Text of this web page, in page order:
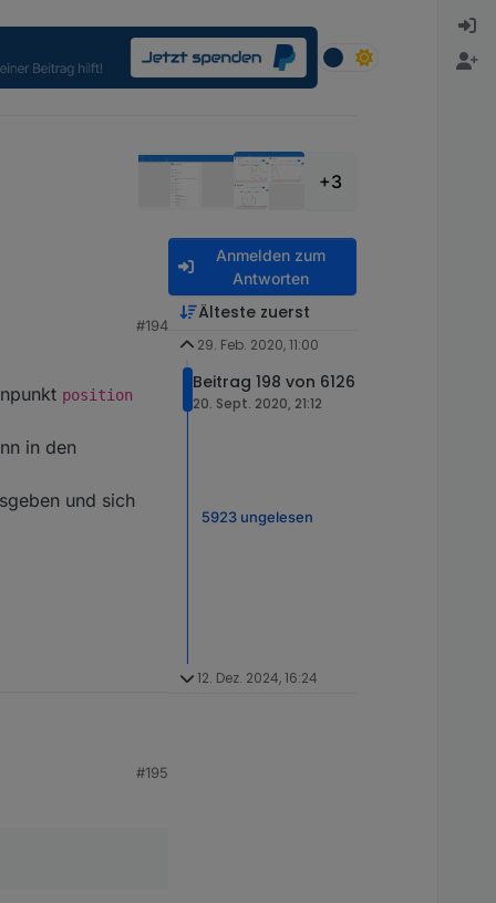
+3
#194
position
in den
und sich
Einstellungen
#195
Anmelden zum
Antworten
Älteste zuerst
29. Feb. 2020, 11:00
Beitrag 198 von 6126
20. Sept. 2020, 21:12
5923 ungelesen
12. Dez. 2024, 16:24